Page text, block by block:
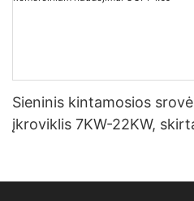
Sieninis kintamosios
įkroviklis 7KW-22KW,